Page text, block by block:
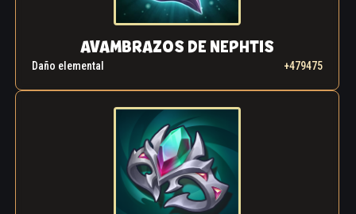
AVAMBRAZOS DE NEPHTIS
Daño elemental +479475